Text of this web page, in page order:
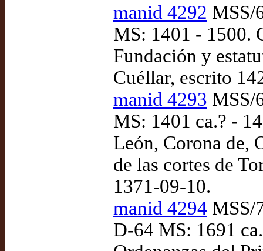
manid 4292 MSS/
MS: 1401 - 1500.
Fundación y
Cuéllar, escrito
manid 4293 MSS/
MS: 1401 ca.? -
León, Corona de,
de las cortes de
1371-09-10.
manid 4294 MSS/
D-64 MS: 1691